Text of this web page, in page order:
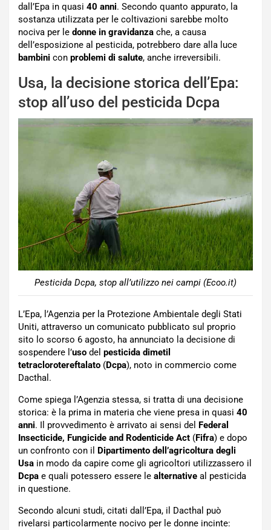
dall’Epa in quasi 40 anni. Secondo quanto appurato, la
sostanza utilizzata per le coltivazioni sarebbe molto
nociva per le donne in gravidanza che, a causa
dell’esposizione al pesticida, potrebbero dare alla luce
bambini con problemi di salute, anche irreversibili.
Usa, la decisione storica dell’Epa:
stop all’uso del pesticida Dcpa
Pesticida Dcpa, stop all’utilizzo nei campi (Ecoo.it)
L’Epa, l’Agenzia per la Protezione Ambientale degli Stati
Uniti, attraverso un comunicato pubblicato sul proprio
sito lo scorso 6 agosto, ha annunciato la decisione di
sospendere l’uso del pesticida dimetil
tetraclorotereftalato (Dcpa), noto in commercio come
Dacthal.
Come spiega l’Agenzia stessa, si tratta di una decisione
storica: è la prima in materia che viene presa in quasi 40
anni. Il provvedimento è arrivato ai sensi del
Federal
Insecticide, Fungicide and Rodenticide Act (Fifra) e dopo
un confronto con il
Dipartimento dell’agricoltura degli
Usa in modo da capire come gli agricoltori utilizzassero il
Dcpa e quali potessero essere le alternative al pesticida
in questione.
Secondo alcuni studi, citati dall’Epa, il Dacthal può
rivelarsi particolarmente nocivo per le donne incinte: